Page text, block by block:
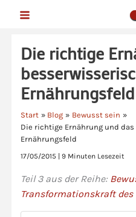
Die richtige
Ernährungsfeld
Start Blog
Bewusst sein
Die richtige Ernährung und
Ernährungsfeld
17/05/2015 9 Minuten Lesezeit
Teil 3 aus der Reihe:
Transformationskraft des